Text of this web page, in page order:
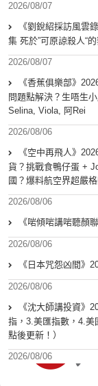
2026/08/07
《劉銳紹採訪風雲
集 死於”可原諒殺人“
2026/08/07
《香蕉俱樂部》
問題點解決？生唔生
Selina, Viola, 阿Rei
2026/08/06
《空中再飛人》
貨？挑戰食鴨仔蛋 +
國？爆料航空界超嚴
2026/08/06
《啱傾啱講啱聽顏
2026/08/06
《日本咒怨凶間》
2026/08/06
《沈大師講投資》
指，3.美匯指數，4.美
點後更新！）
2026/08/06